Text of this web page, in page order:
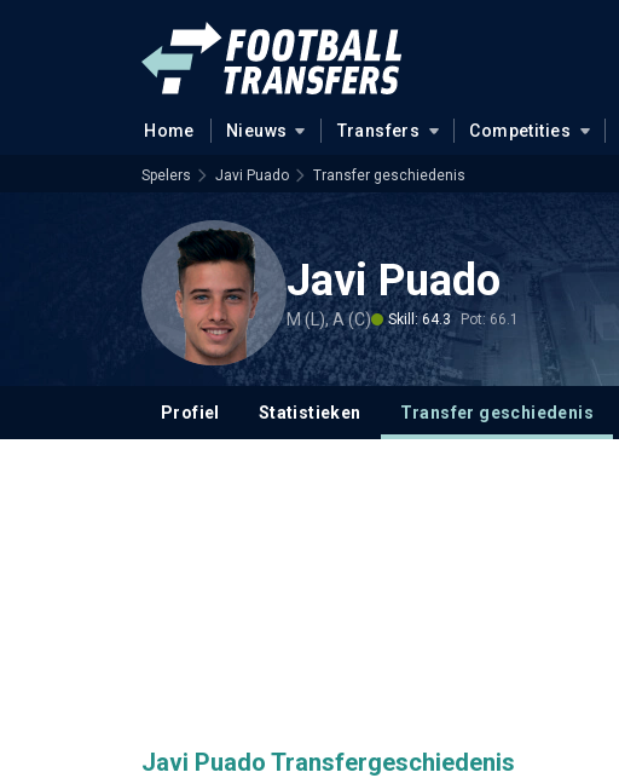
Home Nieuws Transfers Competities
Spelers Javi Puado Transfer geschiedenis
Javi Puado
M (L), A (C) Skill: 64.3 Pot: 66.1
Profiel Statistieken Transfer geschiedenis
Javi Puado Transfergeschiedenis